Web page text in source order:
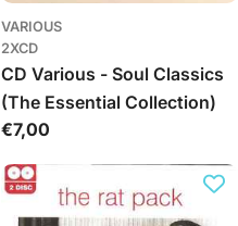
VARIOUS
2XCD
CD Various - Soul Classics
(The Essential Collection)
Обычная
€7,00